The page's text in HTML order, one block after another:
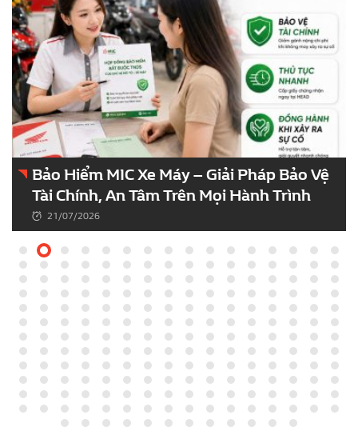
Bảo Hiểm MIC Xe Máy – Giải Pháp Bảo Vệ
Tài Chính, An Tâm Trên Mọi Hành Trình
21/07/2026